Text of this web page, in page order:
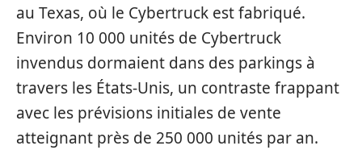
au Texas, où le Cybertruck est fabriqué.
Environ 10 000 unités de Cybertruck
invendus dormaient dans des parkings à
travers les États-Unis, un contraste frappant
avec les prévisions initiales de vente
atteignant près de 250 000 unités par an.